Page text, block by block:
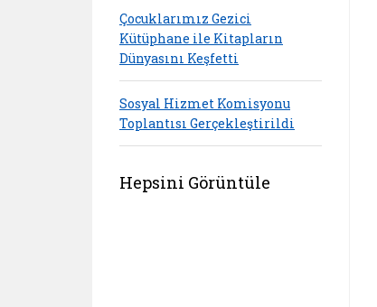
Çocuklarımız Gezici
Kütüphane ile Kitapların
Dünyasını Keşfetti
Sosyal Hizmet Komisyonu
Toplantısı Gerçekleştirildi
Hepsini Görüntüle